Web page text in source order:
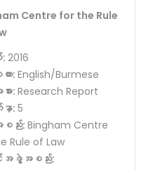
င်များ၏ အခန်းကဏ္ဍ
း:
English/Burmese
း:
Research Report
နှာ:5
ည်း:
Bingham Centre
Rule of Law